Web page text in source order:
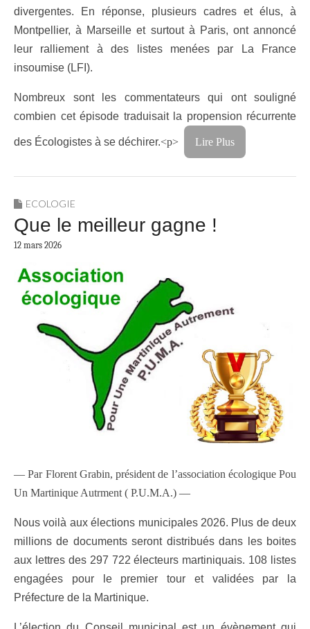
divergentes. En réponse, plusieurs cadres et élus, à
Montpellier, à Marseille et surtout à Paris, ont annoncé
leur ralliement à des listes menées par La France
insoumise (LFI).
Nombreux sont les commentateurs qui ont souligné
combien cet épisode traduisait la propension récurrente
des Écologistes à se déchirer.<p> Lire Plus
ECOLOGIE
Que le meilleur gagne !
12 mars 2026
— Par Florent Grabin, président de l’association écologique Pou
Un Martinique Autrment ( P.U.M.A.) —
Nous voilà aux élections municipales 2026. Plus de deux
millions de documents seront distribués dans les boites
aux lettres des 297 722 électeurs martiniquais. 108 listes
engagées pour le premier tour et validées par la
Préfecture de la Martinique.